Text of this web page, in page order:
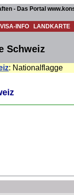
- Das Portal
VISA-INFO LANDKARTE
Schweiz
: Nationalflagge